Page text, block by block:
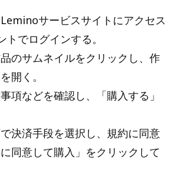
サービスサイトにアクセス
トでログインする。
のサムネイルをクリックし、作
開く。
項などを確認し、「購入する」
決済手段を選択し、規約に同意
同意して購入」をクリックして